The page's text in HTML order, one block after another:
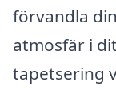
förvandla
atmosfär i
tapetsering